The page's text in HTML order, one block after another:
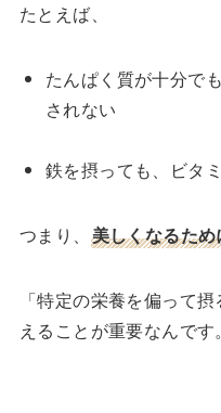
たとえば、
たんぱく質が十分で
されない
鉄を摂っても、ビタ
つまり、 美しくなるため
「特定の栄養を偏って
えることが重要なんです。